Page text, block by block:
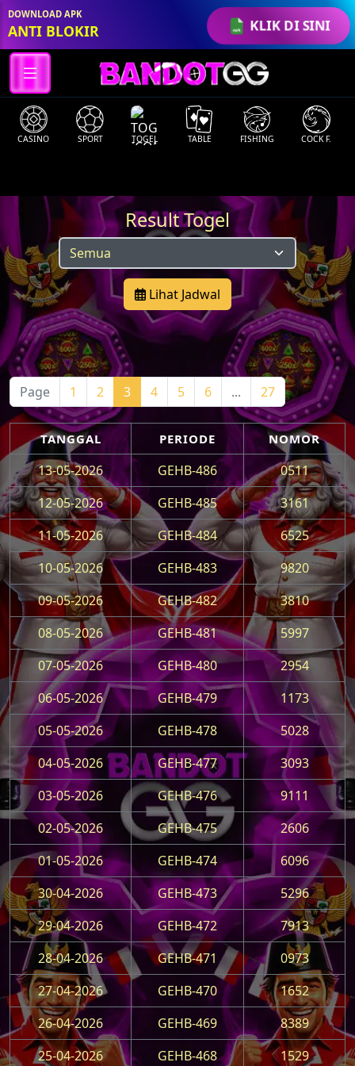
KLIK DI SINI
DOWNLOAD APK
ANTI BLOKIR
CASINO SPORT TOGEL TABLE FISHING COCK F.
Result Togel
Lihat Jadwal
Page 1 2 3 4 5 6 ... 27
TANGGAL PERIODE NOMOR
13-05-2026 GEHB-486
0511
12-05-2026
GEHB-485
3161
11-05-2026
GEHB-484
6525
10-05-2026
GEHB-483
9820
09-05-2026
GEHB-482
3810
08-05-2026
GEHB-481
5997
07-05-2026
GEHB-480
2954
06-05-2026
GEHB-479
1173
05-05-2026
GEHB-478
5028
04-05-2026
GEHB-477
3093
03-05-2026
GEHB-476
9111
02-05-2026
GEHB-475
2606
01-05-2026
GEHB-474
6096
30-04-2026
GEHB-473
5296
29-04-2026
GEHB-472
7913
28-04-2026
GEHB-471
0973
27-04-2026
GEHB-470
1652
26-04-2026
GEHB-469
8389
25-04-2026
GEHB-468 1529